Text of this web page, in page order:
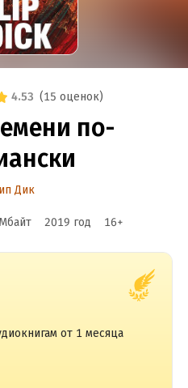
4.53 (15 оценок)
по-
Дик
2019 год 16+
от 1 месяца